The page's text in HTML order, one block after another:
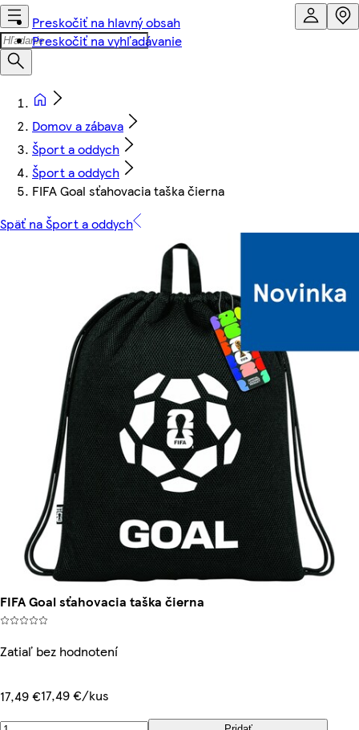
Preskočiť na hlavný obsah
Preskočiť na vyhľadávanie
Domov a zábava
Šport a oddych
Šport a oddych
FIFA Goal sťahovacia taška čierna
Späť na Šport a oddych
FIFA Goal sťahovacia taška čierna
Zatiaľ bez hodnotení
17,49 €17,49 €/kus